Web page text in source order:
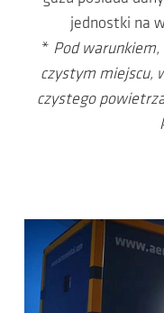
jednostki na
* Pod
czystym miejscu,
czystego